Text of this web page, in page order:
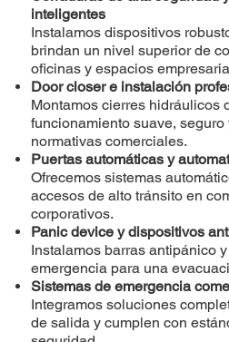
inteligentes
Instalamos dispositivos
brindan un nivel superior de
oficinas y espacios
Door closer e instalación
Montamos cierres hidráulicos
funcionamiento suave,
normativas comerciales.
Puertas automáticas y
Ofrecemos sistemas
accesos de alto tránsito en
corporativos.
Panic device y dispositivos
Instalamos barras antipánico
emergencia para una
Sistemas de emergencia
Integramos soluciones
de salida y cumplen con